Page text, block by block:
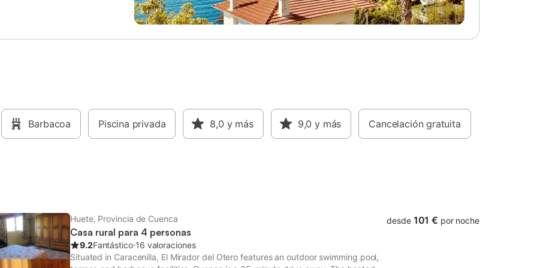
dosel**, creando un entorno
en crear la escapada
perfecta. Imagina disfrutar de
gourmet junto a la chimenea**,
en tu preciosa habitación, te
pisos, cada uno de los cuales ofrece una
combinación de elegancia rústica y
comodidades modernas. La mansión
cuenta con una **bodega** con una
donde podrá saborear comidas en una de
las tres cabinas de piedra, cada una con
una **chimenea** tradicional que crea el
Barbacoa Piscina privada 8,0 y más 9,0 y más Cancelación gratuita
Huete, Provincia de Cuenca
Casa rural para 4 personas
9.2Fantástico⋅16 valoraciones
Situated in Caracenilla, El Mirador del Otero features an outdoor swimming pool,
desde 101 € por noche